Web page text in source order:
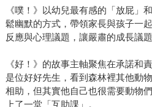
《噗！》以幼兒最有感的「放屁」
鬆幽默的方式，帶領家長與孩子一
反應與心理議題，讓嚴肅的成長議
《好！》的故事主軸聚焦在承諾和
是位好好先生，看到森林裡其他動
相助，但其實他自己也很需要動物
上了一堂「互助課」。